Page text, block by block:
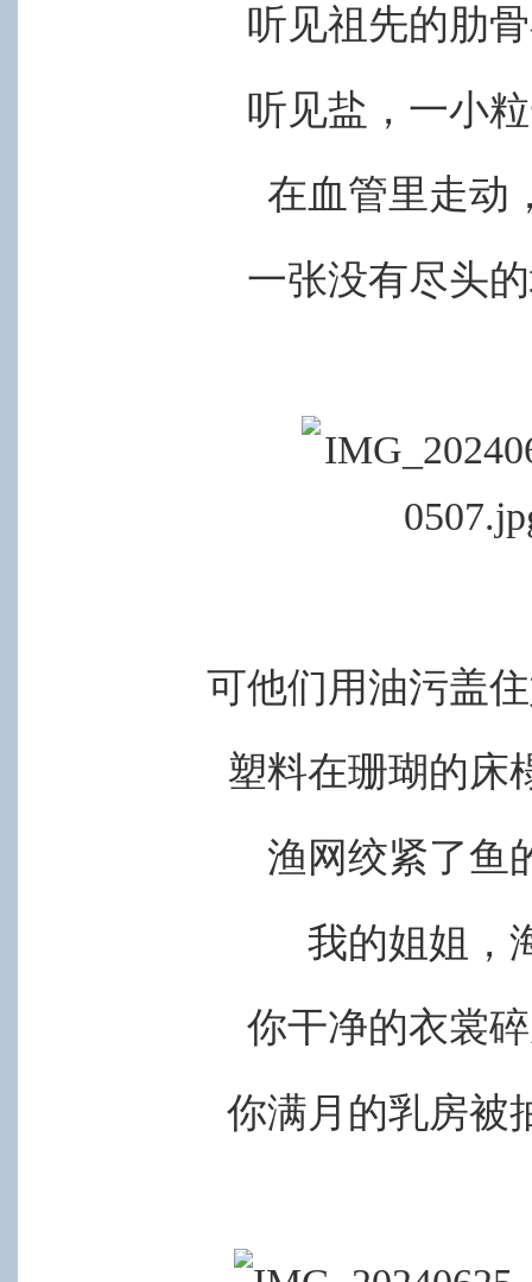
听见祖先的肋
听见盐，一小
在血管里走动
一张没有尽头
可他们用油污盖
塑料在珊瑚的床
渔网绞紧了鱼
我的姐姐，
你干净的衣裳
你满月的乳房被